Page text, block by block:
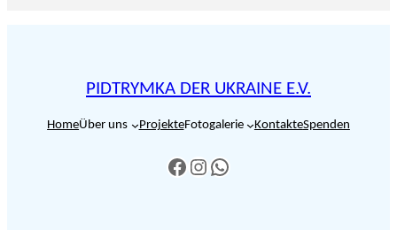
PIDTRYMKA DER UKRAINE E.V.
HomeÜber uns ProjekteFotogalerie KontakteSpenden
https://www.facebook.com/profile.php?id=61555914254648 https://www.instagram.com/pidtrymka_der_ukraine/ https://wa.me/4915758064803